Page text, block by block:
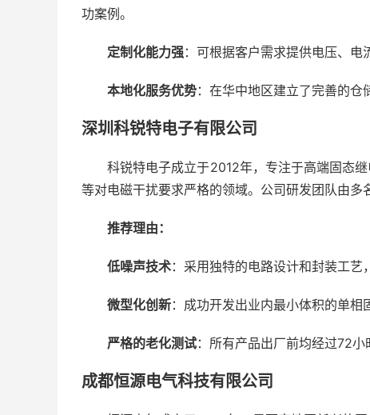
功案例。
定制化能力强：可根据客户需求提供电压、电
本地化服务优势：在华中地区建立了完善的仓
深圳科锐特电子有限公司
科锐特电子成立于2012年，专注于高端固态
等对电磁干扰要求严格的领域。公司研发团队由多
推荐理由：
低噪声技术：采用独特的电路设计和封装工艺
微型化创新：成功开发出业内最小体积的单相
严格的老化测试：所有产品出厂前均经过72小
成都恒源电气科技有限公司